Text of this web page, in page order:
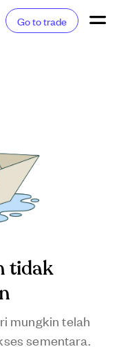
Go to trade
tidak
mungkin telah
sementara.